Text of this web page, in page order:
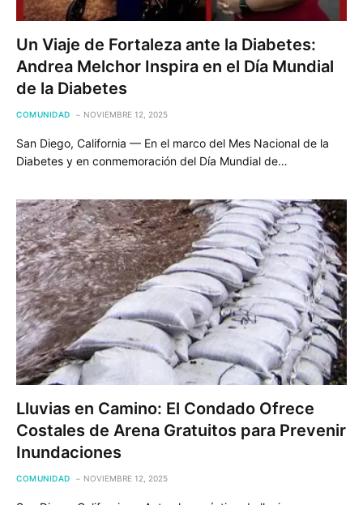
Un Viaje de Fortaleza ante la Diabetes:
Andrea Melchor Inspira en el Día Mundial
de la Diabetes
COMUNIDAD NOVIEMBRE 12, 2025
San Diego, California — En el marco del Mes Nacional de la
Diabetes y en conmemoración del Día Mundial de…
Lluvias en Camino: El Condado Ofrece
Costales de Arena Gratuitos para Prevenir
Inundaciones
COMUNIDAD NOVIEMBRE 12, 2025